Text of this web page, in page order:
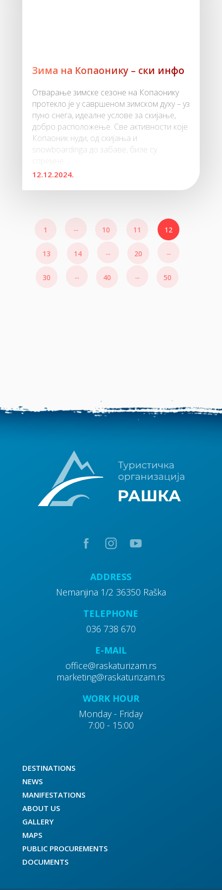
Зима на Копаонику – ски инфо
Отварање зимске сезоне на Копаонику
протекло је у савршеном зимском духу – уз
пуно снега, идеалне услове за скијање,
добро расположење. Све активности које
Копаоник нуди, од скијања и
snowboardinga до забаве, биле су
12.12.2024.
1 ... 10 11 12
13 14 ... 20 ...
30 ... 40 ... 50
ADDRESS
Nemanjina 1/2 36350 Raška
TELEPHONE
036 738 670
E-MAIL
office@raskaturizam.rs
marketing@raskaturizam.rs
WORK HOUR
Monday - Friday
7:00 - 15:00
DESTINATIONS
NEWS
MANIFESTATIONS
ABOUT US
GALLERY
MAPS
PUBLIC PROCUREMENTS
DOCUMENTS